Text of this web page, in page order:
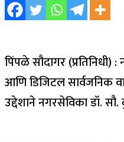
पिंपळे सौदागर
आणि डिजिटल सार्वजनिक
उद्देशाने नगरसेविका डॉ.